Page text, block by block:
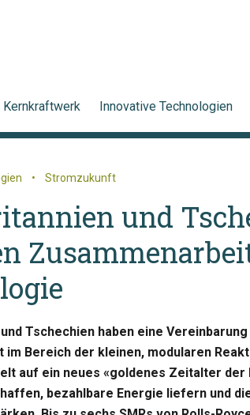
Kernkraftwerk Innovative Technologien
• Stromzukunft
und
Tschechien haben eine
im Bereich der kleinen, modularen
auf ein neues «goldenes Zeitalter der
bezahlbare Energie liefern und